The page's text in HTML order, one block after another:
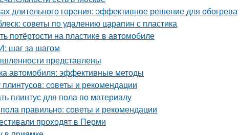
длительного горения: эффективное решение для обогрева
советы по удалению царапин с пластика
потёртости на пластике в автомобиле
шаг за шагом
представлены
автомобиля: эффективные методы
советы и рекомендации
плинтус для пола по материалу
правильно: советы и рекомендации
проходят в Перми